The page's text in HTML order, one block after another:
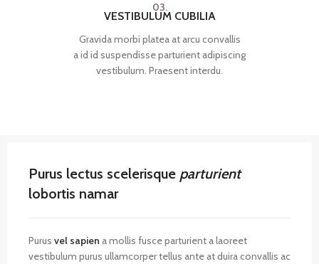
03.
VESTIBULUM CUBILIA
Gravida morbi platea at arcu convallis
a id id suspendisse parturient adipiscing
vestibulum. Praesent interdu.
Purus lectus scelerisque parturient
lobortis namar
Purus vel sapien a mollis fusce parturient a laoreet
vestibulum purus ullamcorper tellus ante at duira convallis ac